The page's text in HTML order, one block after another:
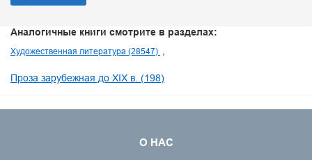
Аналогичные книги смотрите в разделах:
Художественная литература (28547)
Проза зарубежная до XIX в. (198)
О НАС